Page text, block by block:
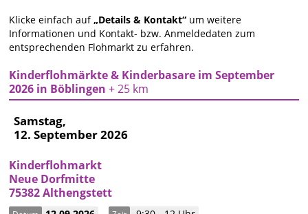
Klicke einfach auf„Details & Kontakt“ um weitere
Informationen und Kontakt- bzw. Anmeldedaten zum
entsprechenden Flohmarkt zu erfahren.
Kinderflohmärkte & Kinderbasare im September
2026 in Böblingen+ 25 km
Samstag,
12. September 2026
Kinderflohmarkt
Neue Dorfmitte
75382 Althengstett